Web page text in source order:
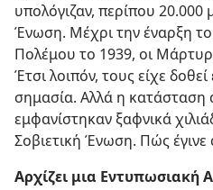
υπολόγιζαν, περίπου 20.000
Ένωση. Μέχρι την έναρξη
Πολέμου το 1939, οι
Έτσι λοιπόν, τους είχε
σημασία. Αλλά η κατάσταση
εμφανίστηκαν ξαφνικά
Σοβιετική Ένωση. Πώς έγινε
Αρχίζει μια Εντυπωσιακή